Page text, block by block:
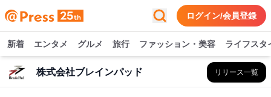
ログイン/会員登録
新着 エンタメ グルメ 旅行 ファッション・美容 ライフスタ
株式会社ブレインパッド リリース一覧